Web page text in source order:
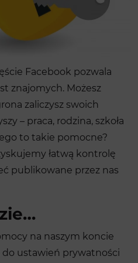
Facebook pozwala
znajomych. Możesz
zaliczysz swoich
– praca, rodzina, szkoła
to takie pomocne?
łatwą kontrolę
publikowane przez nas
na naszym koncie
ustawień prywatności